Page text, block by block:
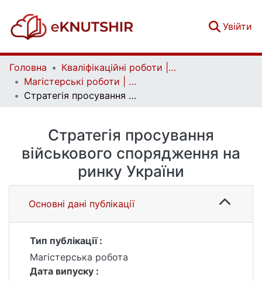
Увійти
Головна
Кваліфікаційні роботи | Qualifying works
Магістерські роботи | Master's theses
Стратегія просування військового спорядження на ринку України
Стратегія просування
військового спорядження на
ринку України
Основні дані публікації
Тип публікації :
Магістерська робота
Дата випуску :